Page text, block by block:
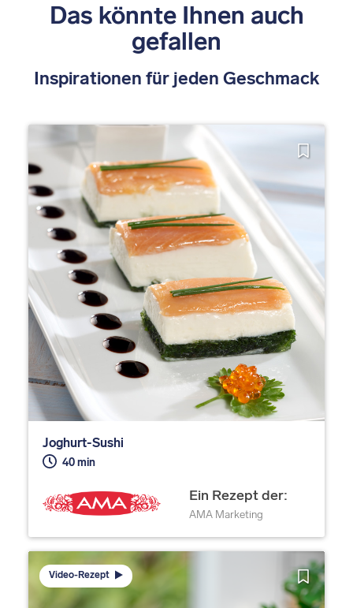
Das könnte Ihnen auch
gefallen
Inspirationen für jeden Geschmack
Joghurt-Sushi
40 min
Ein Rezept der:
AMA Marketing
Video-Rezept